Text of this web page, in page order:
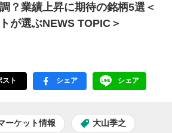
？業績上昇に期待の銘柄5選＜
が選ぶNEWS TOPIC＞
スト facebook
シェア LINE
シェア
ーケット情報 大山季之